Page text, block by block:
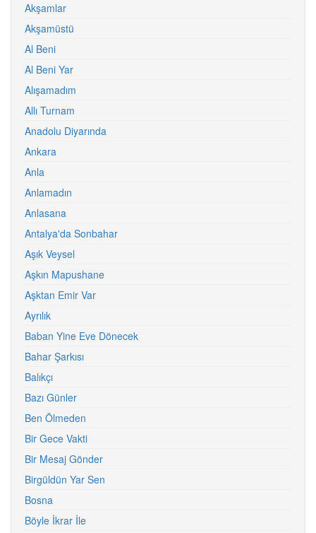
Akşamlar
Akşamüstü
Al Beni
Al Beni Yar
Alışamadım
Allı Turnam
Anadolu Diyarında
Ankara
Anla
Anlamadın
Anlasana
Antalya'da Sonbahar
Aşık Veysel
Aşkın Mapushane
Aşktan Emir Var
Ayrılık
Baban Yine Eve Dönecek
Bahar Şarkısı
Balıkçı
Bazı Günler
Ben Ölmeden
Bir Gece Vakti
Bir Mesaj Gönder
Birgüldün Yar Sen
Bosna
Böyle İkrar İle